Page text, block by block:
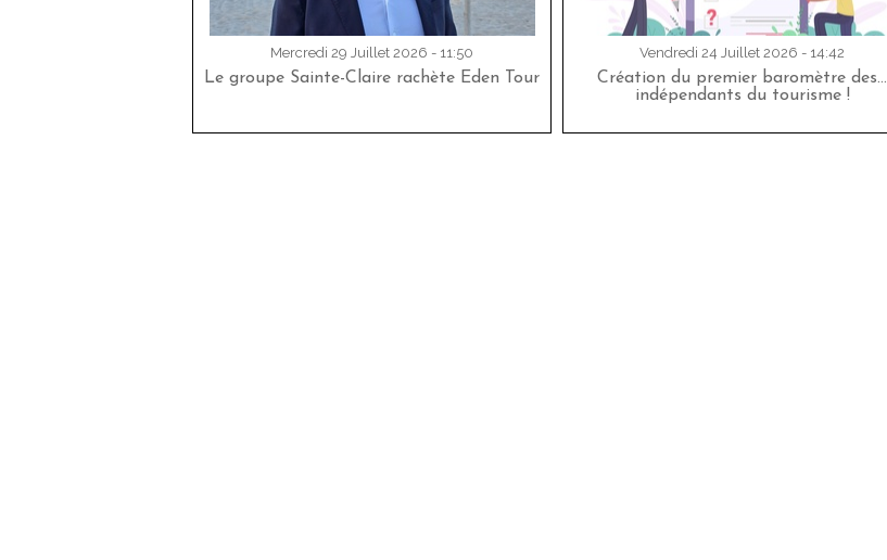
Mercredi 29 Juillet 2026 - 11:50
Le groupe Sainte-Claire rachète Eden Tour
Vendredi 24 Juillet 2026 - 14:42
Création du premier baromètre des…
indépendants du tourisme !